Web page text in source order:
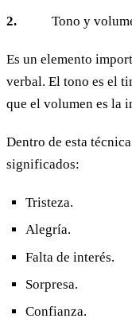
2. Tono y
Es un elemento
verbal. El tono es el
que el volumen es la
Dentro de esta
significados:
Tristeza.
Alegría.
Falta de interés.
Sorpresa.
Confianza.